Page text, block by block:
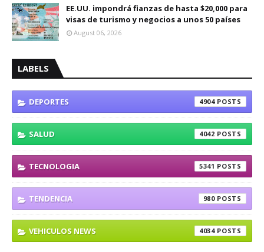
EE.UU. impondrá fianzas de hasta $20,000 para
visas de turismo y negocios a unos 50 países
August 06, 2026
LABELS
DEPORTES 4904
SALUD 4042
TECNOLOGIA 5341
TENDENCIA 980
VEHICULOS NEWS 4034